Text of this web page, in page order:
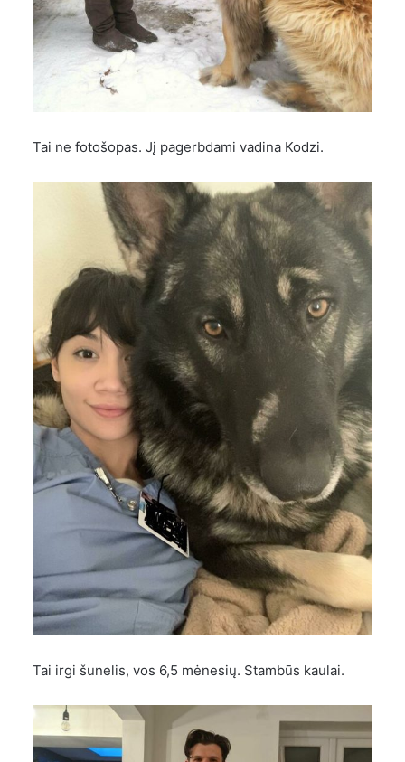
Tai ne fotošopas. Jį pagerbdami vadina Kodzi.
Tai irgi šunelis, vos 6,5 mėnesių. Stambūs kaulai.